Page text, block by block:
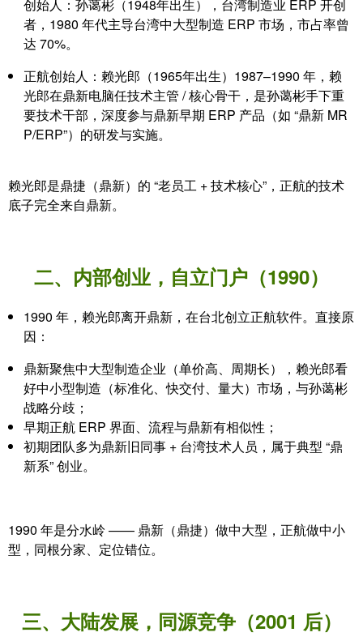
创始人：孙蔼彬（1948年出生）
，台湾制造业 ERP 开创
者，1980 年代主导台湾中大型制造 ERP 市场，市占率曾
达 70%。
正航创始人：赖光郎（1965年出生） 1987–1990 年，赖
光郎在鼎新电脑任技术主管 / 核心骨干，是孙蔼彬手下重
要技术干部，深度参与鼎新早期 ERP 产品（如 “鼎新 MR
P/ERP”）的研发与实施。
赖光郎是鼎捷（鼎新）的 “老员工 + 技术核心”，正航的技术
底子完全来自鼎新。
二、内部创业，自立门户（1990）
1990 年，赖光郎离开鼎新，在台北创立正航软件。直接原
因：
鼎新聚焦中大型制造企业 （单价高、周期长），赖光郎看
好中小型制造 （标准化、快交付、量大）市场，与孙蔼彬
战略分歧；
早期正航 ERP 界面、流程与鼎新有相似性；
初期团队多为鼎新旧同事 + 台湾技术人员 ，属于典型 “鼎
新系” 创业。
1990 年是分水岭 —— 鼎新（鼎捷）做中大型，正航做中小
型，同根分家、定位错位。
三、大陆发展，同源竞争（2001 后）